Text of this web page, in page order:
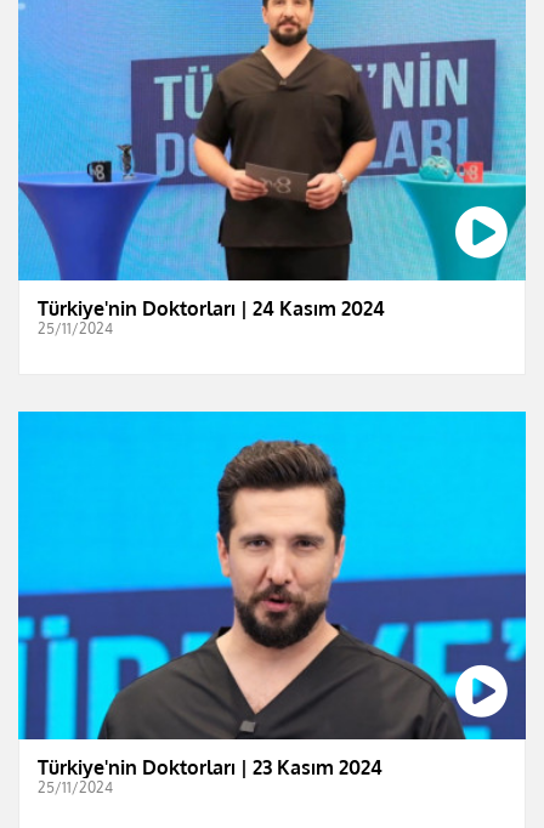
Türkiye'nin Doktorları | 24 Kasım 2024
25/11/2024
Türkiye'nin Doktorları | 23 Kasım 2024
25/11/2024